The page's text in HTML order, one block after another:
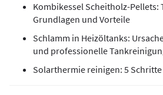
Kombikessel Scheitholz-Pellets:
Grundlagen und Vorteile
Schlamm in Heizöltanks:
und professionelle
Solarthermie reinigen: 5